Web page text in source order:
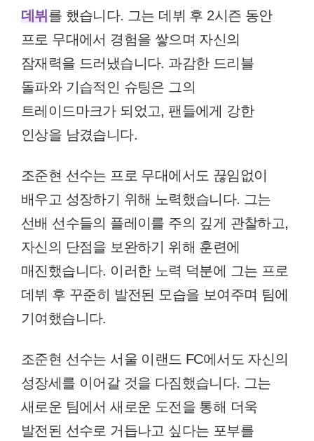
데뷔를 했습니다. 그는 데뷔 후 2시즌 동안
프로 무대에서 경험을 쌓으며 자신의
잠재력을 드러냈습니다. 과감한 드리블
돌파와 기습적인 슈팅은 그의
트레이드마크가 되었고, 팬들에게 강한
인상을 남겼습니다.
조준현 선수는 프로 무대에서도 끊임없이
배우고 성장하기 위해 노력했습니다. 그는
선배 선수들의 플레이를 주의 깊게 관찰하고,
자신의 단점을 보완하기 위해 훈련에
매진했습니다. 이러한 노력 덕분에 그는 프로
데뷔 후 꾸준히 발전된 모습을 보여주며 팀에
기여했습니다.
조준현 선수는 서울 이랜드 FC에서도 자신의
성장세를 이어갈 것을 다짐했습니다. 그는
새로운 팀에서 새로운 도전을 통해 더욱
발전된 선수로 거듭나고 싶다는 포부를